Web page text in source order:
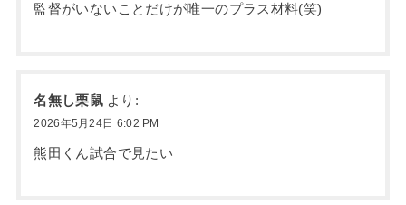
監督がいないことだけが唯一のプラス材料(笑)
名無し栗鼠 より:
2026年5月24日 6:02 PM
熊田くん試合で見たい